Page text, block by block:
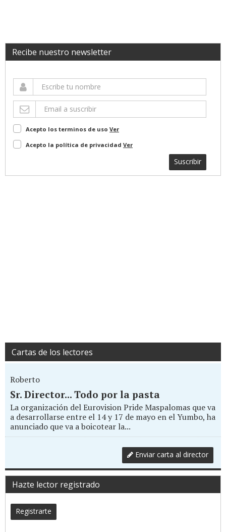
Recibe nuestro newsletter
Acepto los terminos de uso Ver
Acepto la política de privacidad Ver
Suscribir
Cartas de los lectores
Roberto
Sr. Director... Todo por la pasta
La organización del Eurovision Pride Maspalomas que va
a desarrollarse entre el 14 y 17 de mayo en el Yumbo, ha
anunciado que va a boicotear la...
Enviar carta al director
Hazte lector registrado
Registrarte